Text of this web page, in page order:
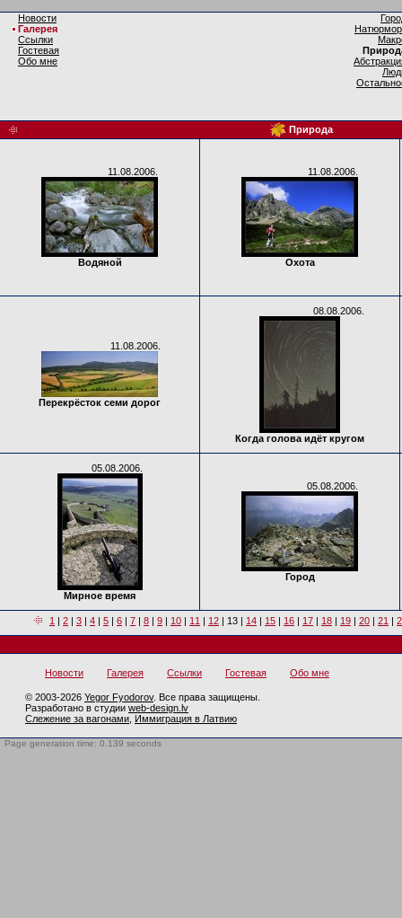
Новости
Галерея
Ссылки
Гостевая
Обо мне
Природа
11.08.2006.
Водяной
11.08.2006.
Охота
11.08.2006.
Перекрёсток семи дорог
08.08.2006.
Когда голова идёт кругом
05.08.2006.
Мирное время
05.08.2006.
Город
1 | 2 | 3 | 4 | 5 | 6 | 7 | 8 | 9 | 10 | 11 | 12 | 13 | 14 | 15 | 16 | 17 | 18 | 19 | 20 | 21 |
Новости Галерея Ссылки Гостевая Обо мне
© 2003-2026 Yegor Fyodorov. Все права защищены.
Разработано в студии web-design.lv
Слежение за вагонами Иммиграция в Латвию
Page generation time: 0.139 seconds